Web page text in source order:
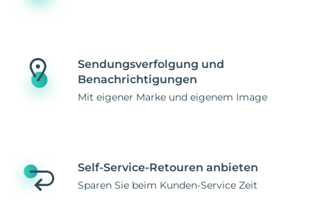
Sendungsverfolgung und
Benachrichtigungen
Mit eigener Marke und eigenem Image
Self-Service-Retouren anbieten
Sparen Sie beim Kunden-Service Zeit